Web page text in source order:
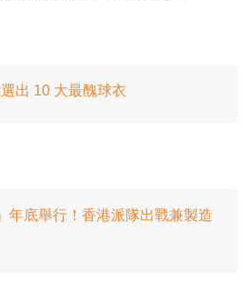
出 10 大最醜球衣
年底舉行！香港派隊出戰兼製造